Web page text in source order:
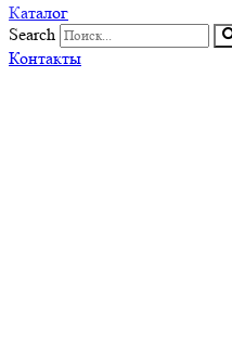
Каталог
Search
Контакты